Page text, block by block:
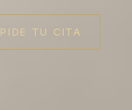
PIDE TU CITA